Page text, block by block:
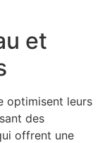
et
optimisent leurs
des
offrent une